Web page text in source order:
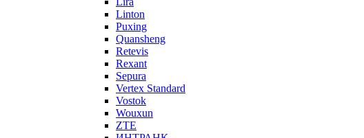
Linton
Puxing
Quansheng
Retevis
Rexant
Sepura
Vertex Standard
Vostok
Wouxun
ZTE